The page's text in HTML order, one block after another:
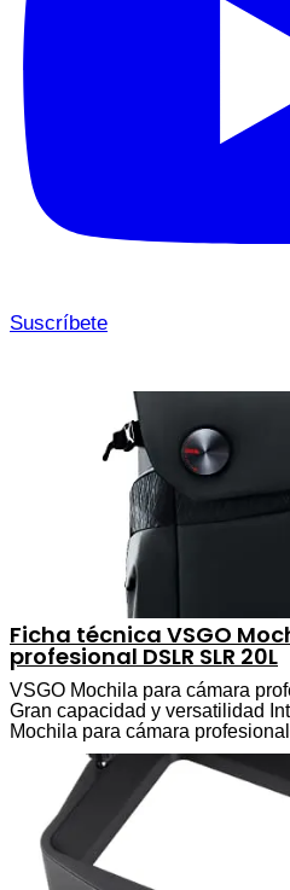
Suscríbete
Ficha técnica VSGO
profesional DSLR SLR 20L
VSGO Mochila para cámara
Gran capacidad y versatilidad
Mochila para cámara